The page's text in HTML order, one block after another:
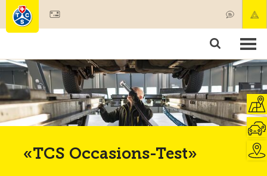
Mitgliedschaft & Leistungen
Test, Sicherheit & Gesundheit
«TCS Occasions-Test»